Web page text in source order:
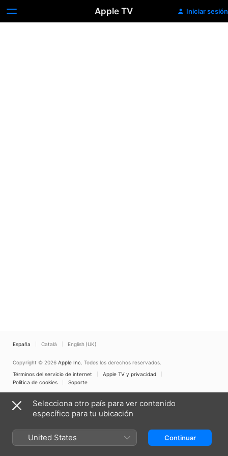
Apple TV Iniciar sesión
España Català English (UK)
Copyright © 2026 Apple Inc. Todos los derechos reservados.
Términos del servicio de internet
Apple TV y privacidad
Política de cookies
Soporte
Selecciona otro país para ver contenido
específico para tu ubicación
United States Continuar